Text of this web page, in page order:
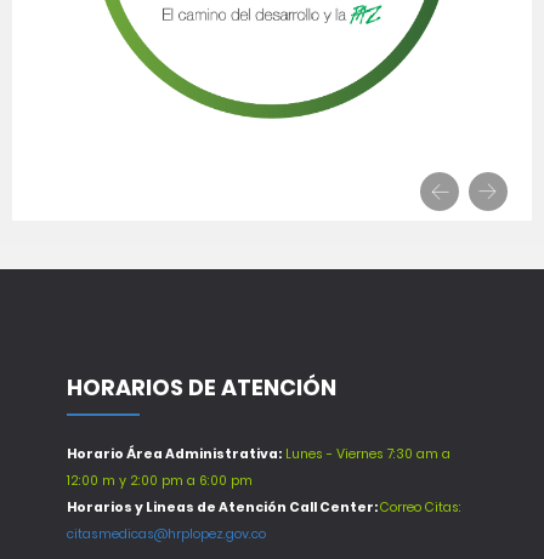
HORARIOS DE ATENCIÓN
Horario Área Administrativa: Lunes - Viernes 7:30 am a
12:00 m y 2:00 pm a 6:00 pm
Horarios y Lineas de Atención Call Center:Correo Citas:
citasmedicas@hrplopez.gov.co